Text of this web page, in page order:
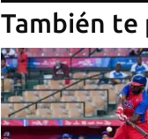
También te